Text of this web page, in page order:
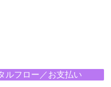
ルフロー／お支払い